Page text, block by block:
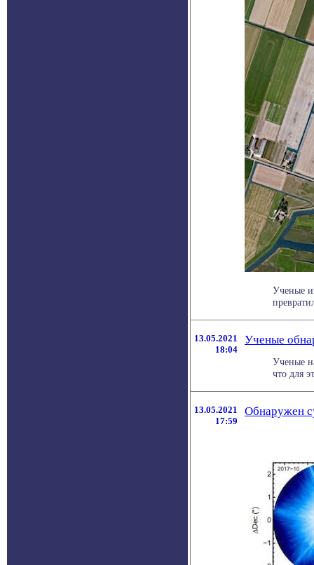
Ученые
13.05.2021
18:04
Ученые
Ученые
что для
13.05.2021
17:59
Обнаружен